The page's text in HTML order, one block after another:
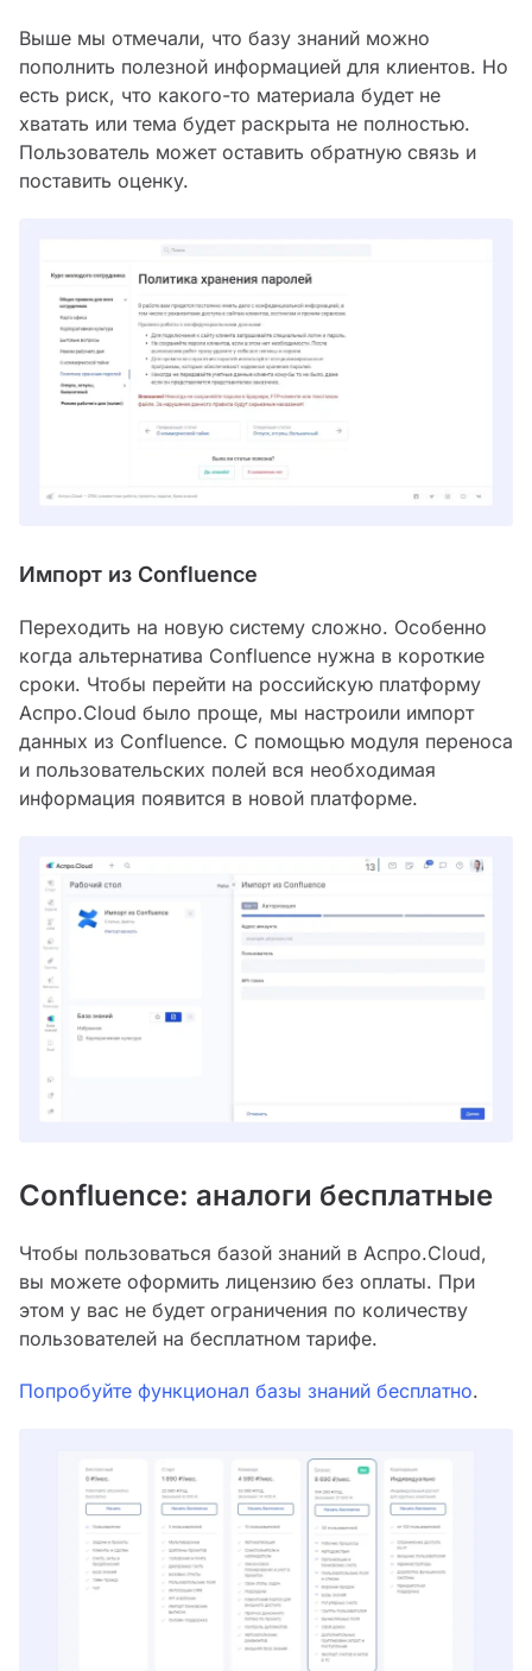
Выше мы отмечали, что базу знаний можно
пополнить полезной информацией для клиентов. Но
есть риск, что какого-то материала будет не
хватать или тема будет раскрыта не полностью.
Пользователь может оставить обратную связь и
поставить оценку.
Импорт из Confluence
Переходить на новую систему сложно. Особенно
когда альтернатива Confluence нужна в короткие
сроки. Чтобы перейти на российскую платформу
Аспро.Cloud было проще, мы настроили импорт
данных из Confluence. С помощью модуля переноса
и пользовательских полей вся необходимая
информация появится в новой платформе.
Confluence: аналоги бесплатные
Чтобы пользоваться базой знаний в Аспро.Cloud,
вы можете оформить лицензию без оплаты. При
этом у вас не будет ограничения по количеству
пользователей на бесплатном тарифе.
Попробуйте функционал базы знаний бесплатно.